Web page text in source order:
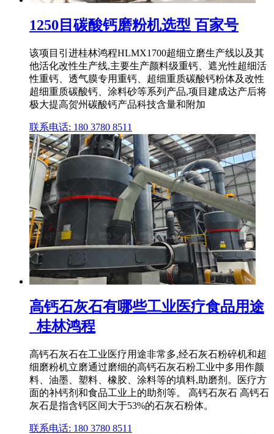
1250目碳酸钙磨粉机选型 百家号
该项目引进桂林鸿程HLMX1700超细立磨生产线以及其
他活化改性生产线,主要生产颜料级重钙、遮光性超细活
性重钙、透气膜专用重钙、超细重质碳酸钙粉体及改性
超细重质碳酸钙、涂料砂等系列产品,项目建成达产后将
极大提高贺州碳酸钙产品科技含量和附加
联系电话: 180 3780 8511
高钙石灰石有哪些工业医疗食品用途
_桂林鸿程
高钙石灰石在工业医疗用途非常多,经石灰石粉碎机和超
细磨粉机立磨通过磨细的高钙石灰石粉工业中多用作颜
料、油墨、塑料、橡胶、涂料等的填料,助磨剂。医疗方
面的补钙剂和食品工业上的助剂等。 高钙石灰石 高钙石
灰石是指含钙区间大于53%的石灰石粉体。
联系电话: 180 3780 8511